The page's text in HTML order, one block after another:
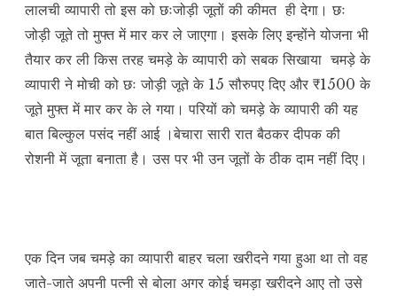
लालची व्यापारी तो इस को छःजोड़ी जूतों की कीमत ही देगा। छः
जोड़ी जूते तो मुफ्त में मार कर ले जाएगा। इसके लिए इन्होंने योजना भी
तैयार कर ली किस तरह चमड़े के व्यापारी को सबक सिखाया चमड़े के
व्यापारी ने मोची को छः जोड़ी जूते के 15 सौरुपए दिए और ₹1500 के
जूते मुफ्त में मार कर के ले गया। परियों को चमड़े के व्यापारी की यह
बात बिल्कुल पसंद नहीं आई ।बेचारा सारी रात बैठकर दीपक की
रोशनी में जूता बनाता है। उस पर भी उन जूतों के ठीक दाम नहीं दिए।
एक दिन जब चमड़े का व्यापारी बाहर चला खरीदने गया हुआ था तो वह
जाते-जाते अपनी पत्नी से बोला अगर कोई चमड़ा खरीदने आए तो उसे